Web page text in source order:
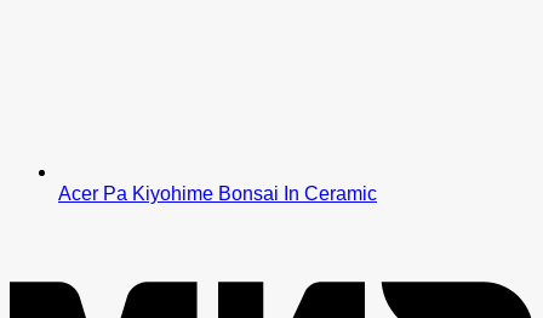
Acer Pa Kiyohime Bonsai In Ceramic